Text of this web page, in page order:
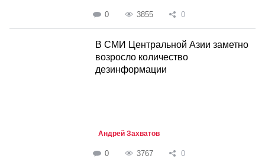
0 3855 0
В СМИ Центральной Азии заметно
возросло количество
дезинформации
Андрей Захватов
0 3767 0